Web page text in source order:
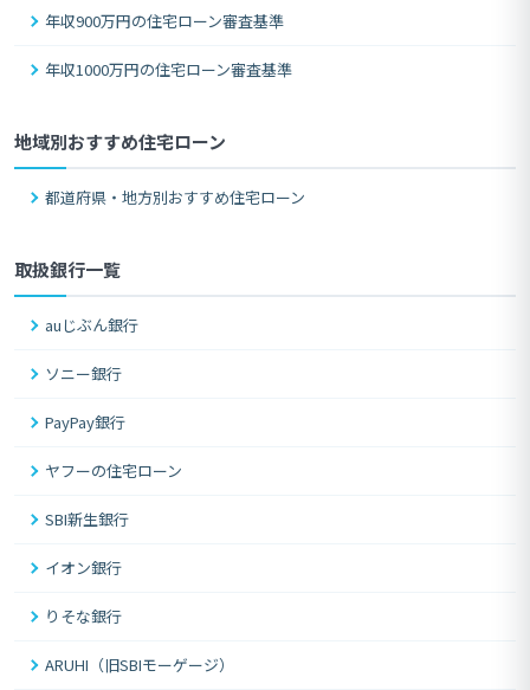
年収900万円の住宅ローン審査基準
年収1000万円の住宅ローン審査基準
地域別おすすめ住宅ローン
都道府県・地方別おすすめ住宅ローン
取扱銀行一覧
auじぶん銀行
ソニー銀行
PayPay銀行
ヤフーの住宅ローン
SBI新生銀行
イオン銀行
りそな銀行
ARUHI（旧SBIモーゲージ）